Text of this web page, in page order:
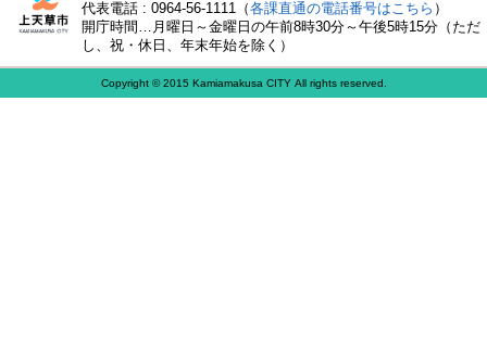
代表電話 : 0964-56-1111（各課直通の電話番号はこちら ）
開庁時間…月曜日～金曜日の午前8時30分～午後5時15分（ただ
し、祝・休日、年末年始を除く）
Copyright © 2015 Kamiamakusa CITY All rights reserved.